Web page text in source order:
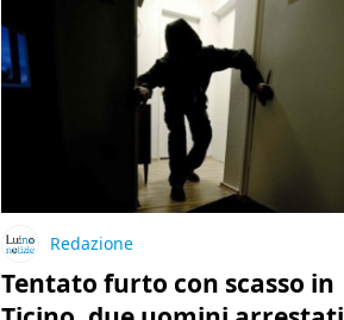
Redazione
Tentato furto con scasso in